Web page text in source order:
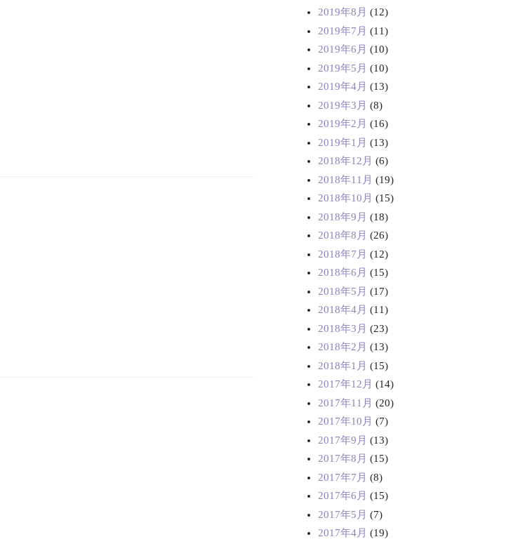
2019年8月 (12)
2019年7月 (11)
2019年6月 (10)
2019年5月 (10)
2019年4月 (13)
2019年3月 (8)
2019年2月 (16)
2019年1月 (13)
2018年12月 (6)
2018年11月 (19)
2018年10月 (15)
2018年9月 (18)
2018年8月 (26)
2018年7月 (12)
2018年6月 (15)
2018年5月 (17)
2018年4月 (11)
2018年3月 (23)
2018年2月 (13)
2018年1月 (15)
2017年12月 (14)
2017年11月 (20)
2017年10月 (7)
2017年9月 (13)
2017年8月 (15)
2017年7月 (8)
2017年6月 (15)
2017年5月 (7)
2017年4月 (19)